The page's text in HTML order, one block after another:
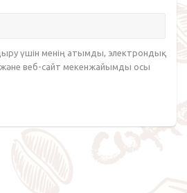
үшін менің атымды, электрондық
веб-сайт мекенжайымды осы